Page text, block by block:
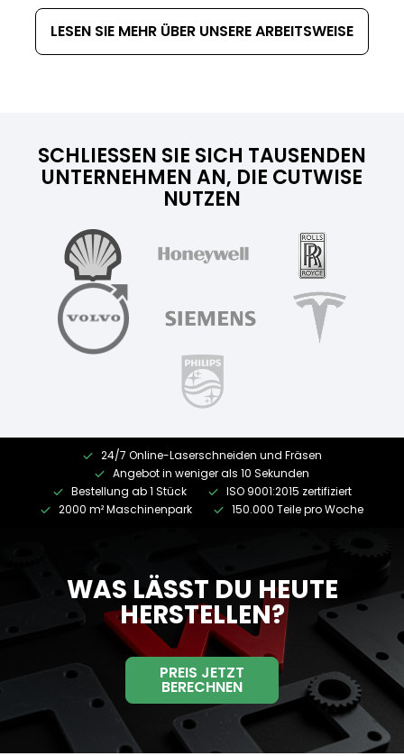
LESEN SIE MEHR ÜBER UNSERE ARBEITSWEISE
SCHLIESSEN SIE SICH TAUSENDEN U
NTERNEHMEN AN, DIE CUTWISE N
UTZEN
24/7 Online-Laserschneiden und Fräsen
Angebot in weniger als 10 Sekunden
Bestellung ab 1 Stück
ISO 9001:2015 zertifiziert
2000 m² Maschinenpark
150.000 Teile pro Woche
WAS LÄSST DU HEUTE
HERSTELLEN?
PREIS JETZT
BERECHNEN